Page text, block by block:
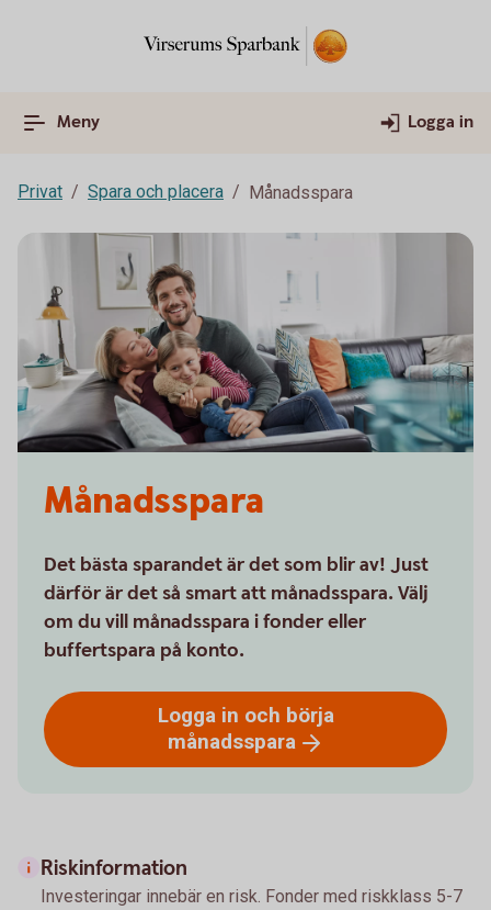
Meny Logga in
Privat Spara och placera Månadsspara
Månadsspara
Det bästa sparandet är det som blir av! Just
därför är det så smart att månadsspara. Välj
om du vill månadsspara i fonder eller
buffertspara på konto.
Logga in och börja
månadsspara
Riskinformation
Investeringar innebär en risk. Fonder med riskklass 5-7